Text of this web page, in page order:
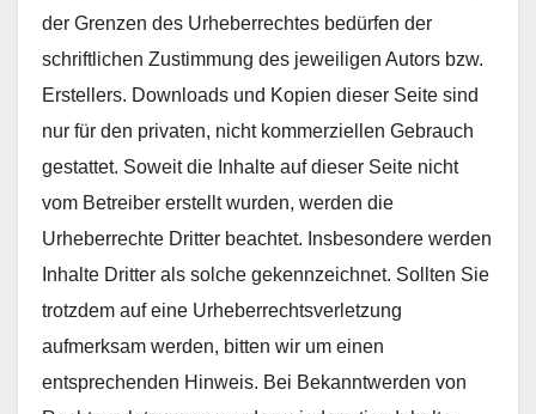
der Grenzen des Urheberrechtes bedürfen der
schriftlichen Zustimmung des jeweiligen Autors bzw.
Erstellers. Downloads und Kopien dieser Seite sind
nur für den privaten, nicht kommerziellen Gebrauch
gestattet. Soweit die Inhalte auf dieser Seite nicht
vom Betreiber erstellt wurden, werden die
Urheberrechte Dritter beachtet. Insbesondere werden
Inhalte Dritter als solche gekennzeichnet. Sollten Sie
trotzdem auf eine Urheberrechtsverletzung
aufmerksam werden, bitten wir um einen
entsprechenden Hinweis. Bei Bekanntwerden von